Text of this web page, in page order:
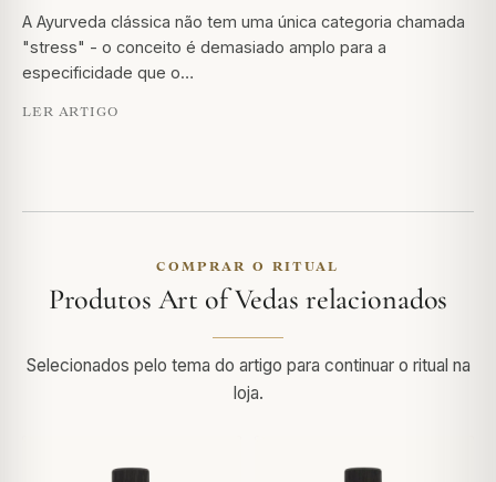
A Ayurveda clássica não tem uma única categoria chamada
"stress" - o conceito é demasiado amplo para a
especificidade que o…
LER ARTIGO
COMPRAR O RITUAL
Produtos Art of Vedas relacionados
Selecionados pelo tema do artigo para continuar o ritual na
loja.